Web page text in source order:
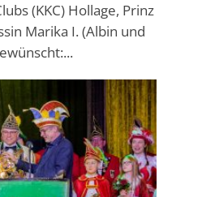
(KKC) Hollage, Prinz
Marika I. (Albin und